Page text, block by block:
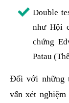
Double
như Hội
chứng
Patau
Đối với những
vấn xét